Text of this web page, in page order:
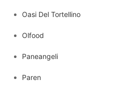
Oasi Del Tortellino
Olfood
Paneangeli
Paren